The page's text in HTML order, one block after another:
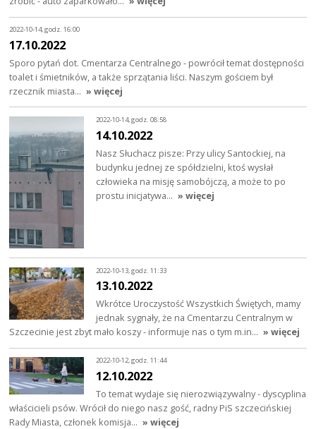
2022-10-14, godz. 16:00
17.10.2022
Sporo pytań dot. Cmentarza Centralnego - powrócił temat dostępności
toalet i śmietników, a także sprzątania liści. Naszym gościem był
rzecznik miasta… » więcej
2022-10-14, godz. 08:58
14.10.2022
Nasz Słuchacz pisze: Przy ulicy Santockiej, na
budynku jednej ze spółdzielni, ktoś wysłał
człowieka na misję samobójczą, a może to po
prostu inicjatywa… » więcej
2022-10-13, godz. 11:33
13.10.2022
Wkrótce Uroczystość Wszystkich Świętych, mamy
jednak sygnały, że na Cmentarzu Centralnym w
Szczecinie jest zbyt mało koszy - informuje nas o tym m.in… » więcej
2022-10-12, godz. 11:44
12.10.2022
To temat wydaje się nierozwiązywalny - dyscyplina
właścicieli psów. Wrócił do niego nasz gość, radny PiS szczecińskiej
Rady Miasta, członek komisja… » więcej